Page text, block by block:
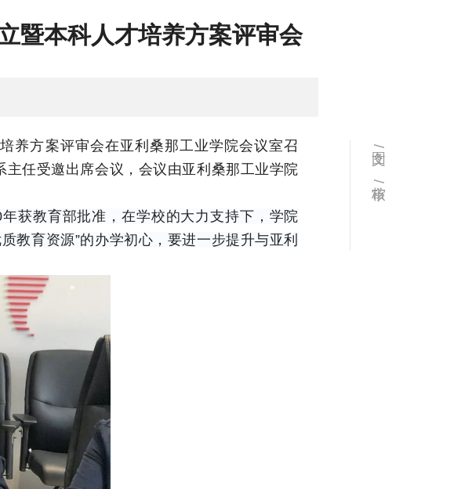
暨本科人才培养方案评审会
养方案评审会在亚利桑那工业学院会议室召
任受邀出席会议，会议由亚利桑那工业学院
获教育部批准，在学校的大力支持下，学院
教育资源”的办学初心，要进一步提升与亚利
文图 /
审核 /